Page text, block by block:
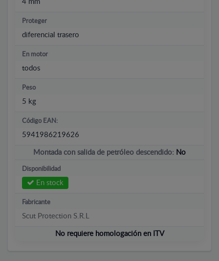
4 mm
Proteger
diferencial trasero
En motor
todos
Peso
5 kg
Código EAN:
5941986219626
Montada con salida de petróleo descendido: No
Disponibilidad
En stock
Fabricante
Scut Protection S.R.L
No requiere homologación en ITV